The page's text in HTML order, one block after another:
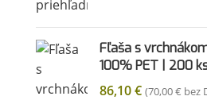
Fľaša s
100% PET | 200
86,10€ (70,00€ bez